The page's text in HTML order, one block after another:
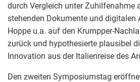
durch Vergleich unter Zuhilfenahme
stehenden Dokumente und digitalen
Hoppe u.a. auf den Krumpper-
zurück und hypothesierte plausibel
Innovation aus der Italienreise des
Den zweiten Symposiumstag